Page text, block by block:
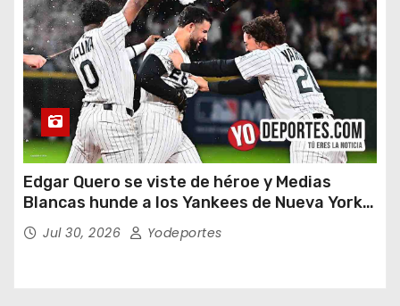
Edgar Quero se viste de héroe y Medias
Blancas hunde a los Yankees de Nueva York
en doce entradas
Jul 30, 2026 Yodeportes